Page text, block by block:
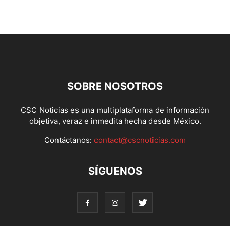
SOBRE NOSOTROS
CSC Noticias es una multiplataforma de información
objetiva, veraz e inmedita hecha desde México.
Contáctanos: contact@cscnoticias.com
SÍGUENOS